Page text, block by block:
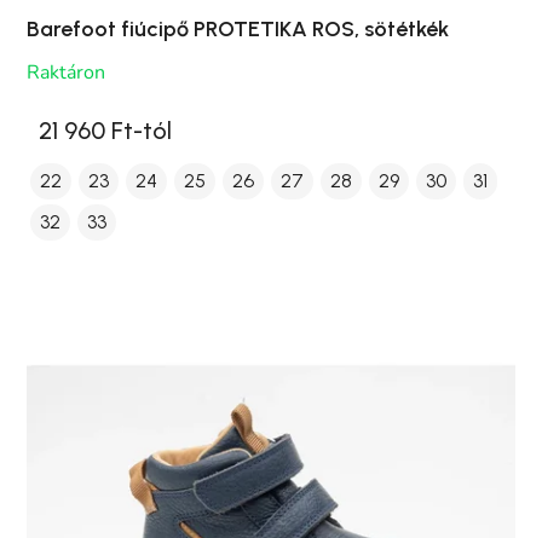
Barefoot fiúcipő PROTETIKA ROS, sötétkék
Raktáron
21 960 Ft-tól
22 23 24 25 26 27 28 29 30
31
32
33